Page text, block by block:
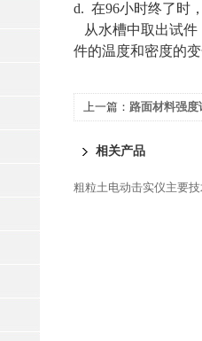
d. 在96小时终了时
从水槽中取出试件
件的温度和密度的
上一篇： 路面材料强
相关产品
粗粒土电动击实仪主要